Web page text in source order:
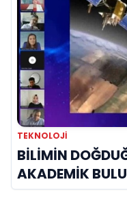
TEKNOLOJİ
BİLİMİN
AKADEMİK
ŞAHLANIYOR